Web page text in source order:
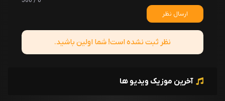
ارسال نظر
نظر ثبت نشده است! شما اولین باشید.
آخرین موزیک ویدیو ها